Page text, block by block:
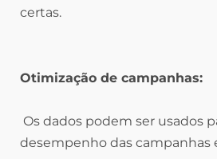
certas.
Otimização de campanhas:
Os dados podem ser usados
desempenho das campanhas